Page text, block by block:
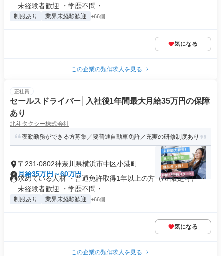
未経験者歓迎 ・学歴不問・...
制服あり 業界未経験歓迎 +66個
気になる
この企業の類似求人を見る
正社員
セールスドライバー│入社後1年間最大月給35万円の保障
あり
北斗タクシー株式会社
夜勤勤務ができる方募集／要普通自動車免許／充実の研修制度あり
〒231-0802神奈川県横浜市中区小港町
月給35万円～60万円
求めている人材 ・普通免許取得1年以上の方（AT限定可） ・
未経験者歓迎 ・学歴不問・...
制服あり 業界未経験歓迎 +66個
気になる
この企業の類似求人を見る